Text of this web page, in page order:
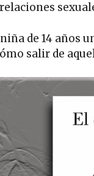
de 14 años
salir de